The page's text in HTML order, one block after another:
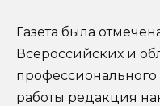
Газета была
Всероссийских и
профессионального
работы редакция